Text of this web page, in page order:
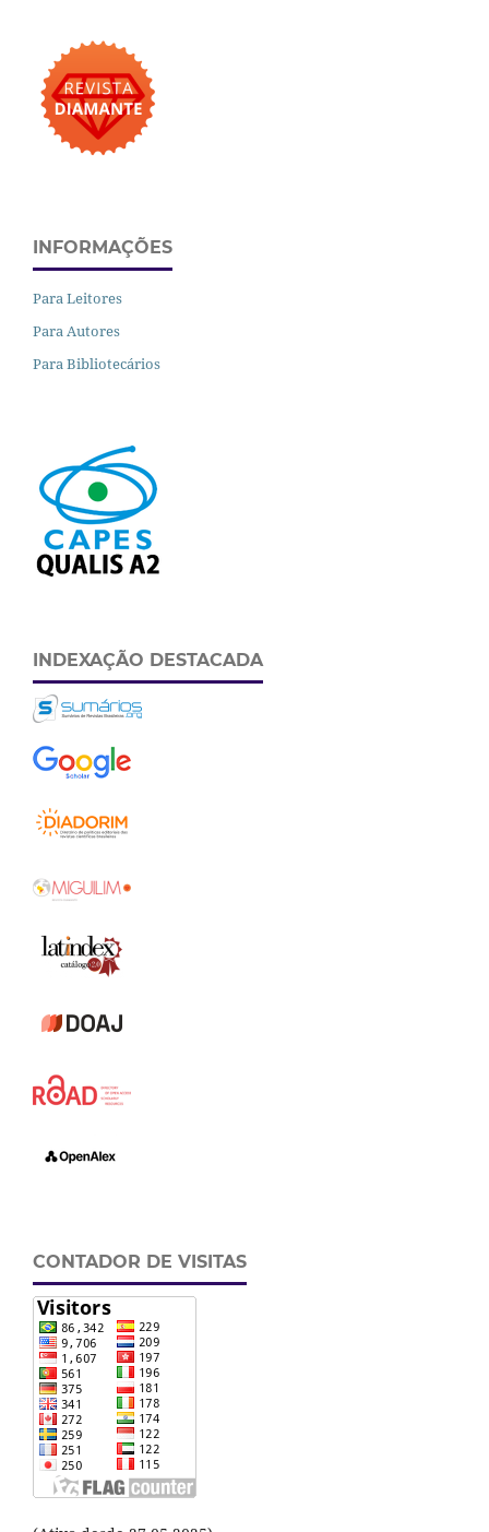
INFORMAÇÕES
Para Leitores
Para Autores
Para Bibliotecários
INDEXAÇÃO DESTACADA
CONTADOR DE VISITAS